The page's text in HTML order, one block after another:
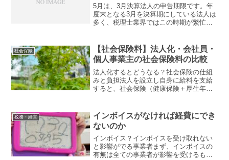
5月は、3月決算法人の申告期限です。年
度末となる3月を決算期にしている法人は
多く、税理士業界ではこの時期が繁忙期
告時期」です。この3月決算については、
2026年3月期に...
社会保険
【社会保険料】法人化・会社員・
個人事業主の社会保険料の比較
法人化するとどうなる？社会保険の仕組
みと負担法人を設立し自身に給料を支給
すると、社会保険（健康保険＋厚生年
が一人の法人だと、実質的にその両方を
「自分が払っている」ことに...
税務・経営
インボイスがなければ経費にでき
ないのか
インボイス？インボイスを受け取れない
と影響がでる事業者まず、インボイスの
有無は全ての事業者が影響を受けるもの